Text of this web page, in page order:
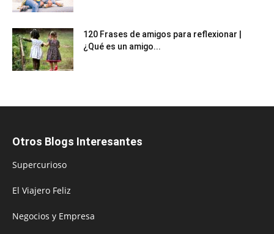
120 Frases de amigos para reflexionar |
¿Qué es un amigo...
Otros Blogs Interesantes
Supercurioso
El Viajero Feliz
Negocios y Empresa